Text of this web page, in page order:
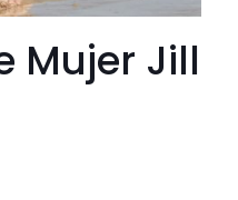
Mujer Jill